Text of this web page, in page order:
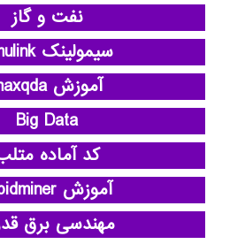
نفت و گاز
سیمولینک simulink
آموزش maxqda
Big Data
کد آماده
آموزش rapidminer
مهندسی برق